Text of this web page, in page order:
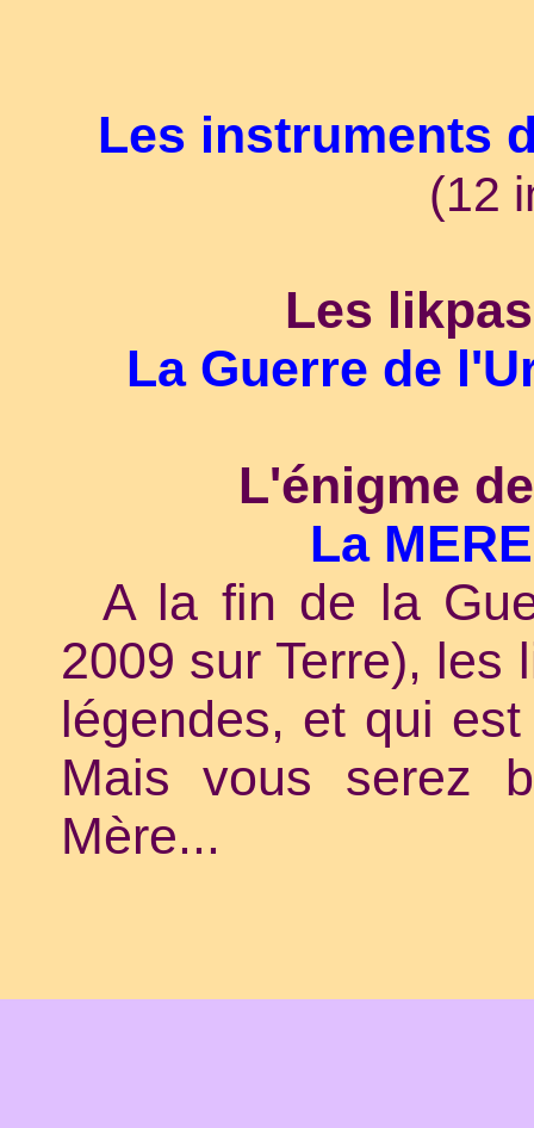
Les instruments
(12
Les
La Guerre de
L'énigme
La MERE
A la fin de la
2009 sur Terre), les
légendes, et qui
Mais vous serez
Mère...